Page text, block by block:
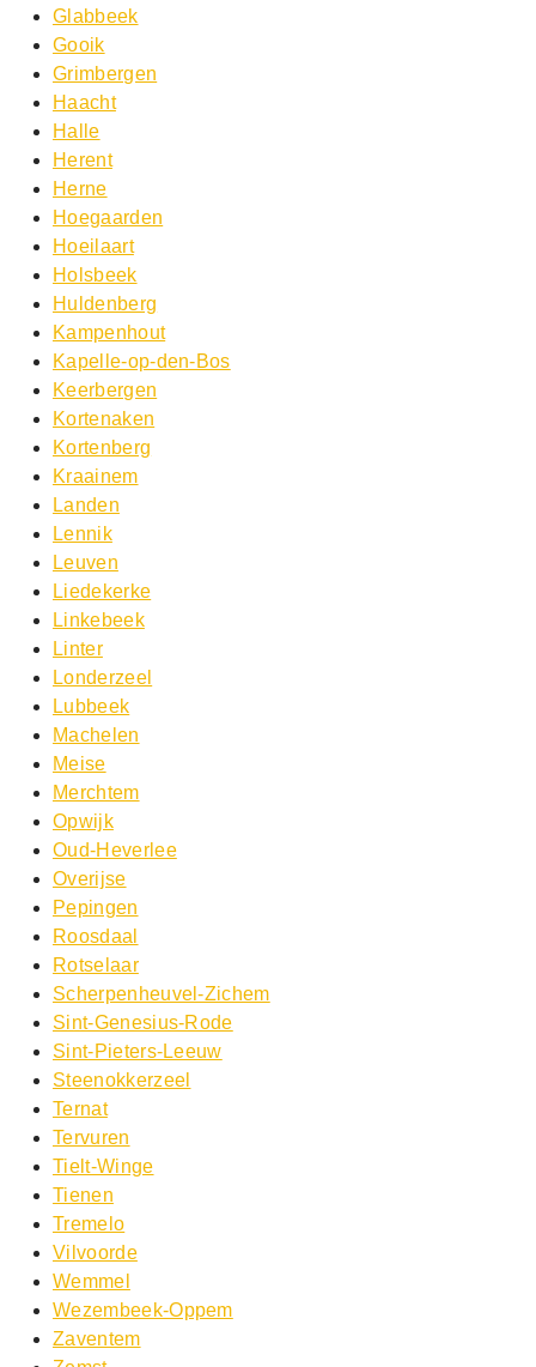
Glabbeek
Gooik
Grimbergen
Haacht
Halle
Herent
Herne
Hoegaarden
Hoeilaart
Holsbeek
Huldenberg
Kampenhout
Kapelle-op-den-Bos
Keerbergen
Kortenaken
Kortenberg
Kraainem
Landen
Lennik
Leuven
Liedekerke
Linkebeek
Linter
Londerzeel
Lubbeek
Machelen
Meise
Merchtem
Opwijk
Oud-Heverlee
Overijse
Pepingen
Roosdaal
Rotselaar
Scherpenheuvel-Zichem
Sint-Genesius-Rode
Sint-Pieters-Leeuw
Steenokkerzeel
Ternat
Tervuren
Tielt-Winge
Tienen
Tremelo
Vilvoorde
Wemmel
Wezembeek-Oppem
Zaventem